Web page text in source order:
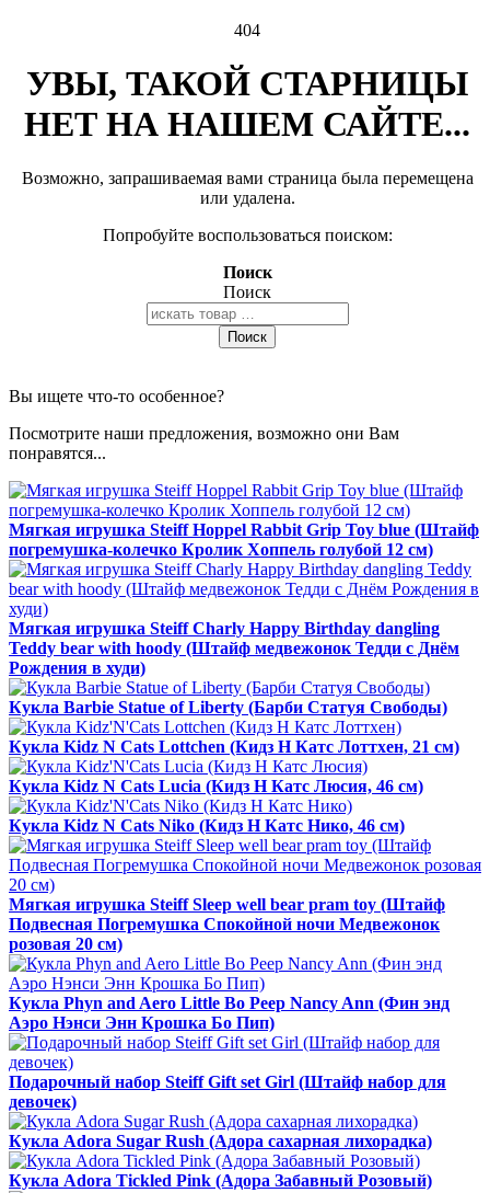
404
УВЫ, ТАКОЙ СТАРНИЦЫ
НЕТ НА НАШЕМ САЙТЕ...
Возможно, запрашиваемая вами страница была перемещена
или удалена.
Попробуйте воспользоваться поиском:
Поиск
Поиск
Поиск
Вы ищете что-то особенное?
Посмотрите наши предложения, возможно они Вам
понравятся...
Мягкая игрушка Steiff Hoppel Rabbit Grip Toy blue (Штайф
погремушка-колечко Кролик Хоппель голубой 12 см)
Мягкая игрушка Steiff Charly Happy Birthday dangling
Teddy bear with hoody (Штайф медвежонок Тедди с Днём
Рождения в худи)
Кукла Barbie Statue of Liberty (Барби Статуя Свободы)
Кукла Kidz N Cats Lottchen (Кидз Н Катс Лоттхен, 21 см)
Кукла Kidz N Cats Lucia (Кидз Н Катс Люсия, 46 см)
Кукла Kidz N Cats Niko (Кидз Н Катс Нико, 46 см)
Мягкая игрушка Steiff Sleep well bear pram toy (Штайф
Подвесная Погремушка Спокойной ночи Медвежонок
розовая 20 см)
Кукла Phyn and Aero Little Bo Peep Nancy Ann (Фин энд
Аэро Нэнси Энн Крошка Бо Пип)
Подарочный набор Steiff Gift set Girl (Штайф набор для
девочек)
Кукла Adora Sugar Rush (Адора сахарная лихорадка)
Кукла Adora Tickled Pink (Адора Забавный Розовый)